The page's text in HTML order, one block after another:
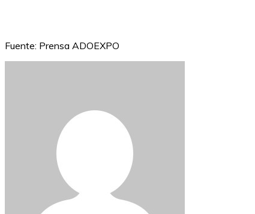
Fuente: Prensa ADOEXPO